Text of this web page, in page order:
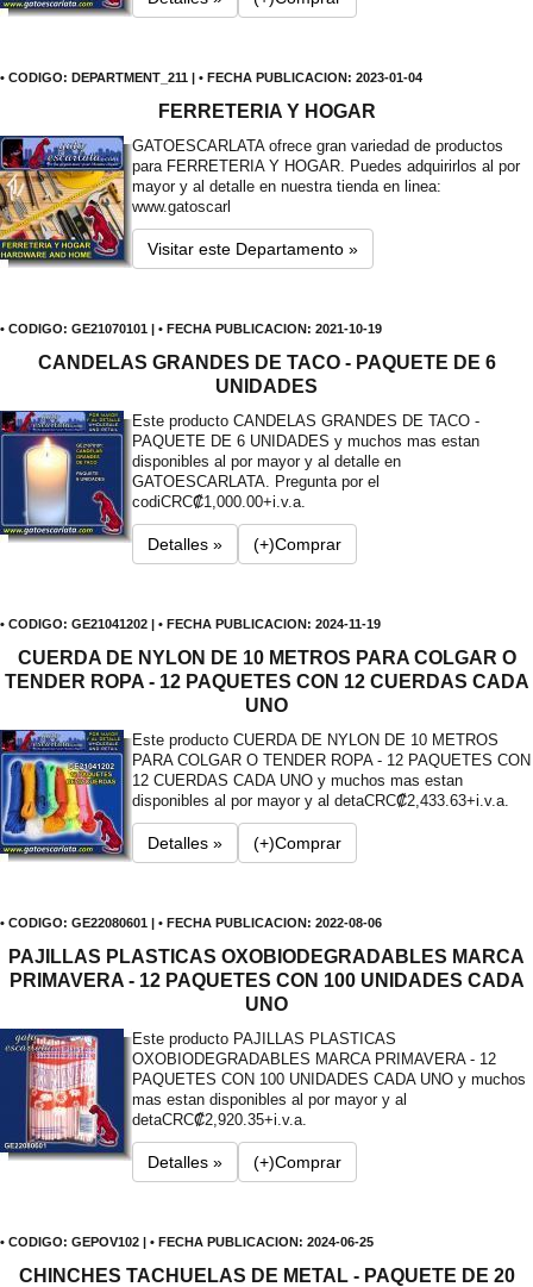
• CODIGO: DEPARTMENT_211 | • FECHA PUBLICACION: 2023-01-04
FERRETERIA Y HOGAR
GATOESCARLATA ofrece gran variedad de productos
para FERRETERIA Y HOGAR. Puedes adquirirlos al por
mayor y al detalle en nuestra tienda en linea:
www.gatoscarl
Visitar este Departamento »
• CODIGO: GE21070101 | • FECHA PUBLICACION: 2021-10-19
CANDELAS GRANDES DE TACO - PAQUETE DE 6
UNIDADES
Este producto CANDELAS GRANDES DE TACO -
PAQUETE DE 6 UNIDADES y muchos mas estan
disponibles al por mayor y al detalle en
GATOESCARLATA. Pregunta por el
codiCRC₡1,000.00+i.v.a.
Detalles » (+)Comprar
• CODIGO: GE21041202 | • FECHA PUBLICACION: 2024-11-19
CUERDA DE NYLON DE 10 METROS PARA COLGAR O
TENDER ROPA - 12 PAQUETES CON 12 CUERDAS CADA
UNO
Este producto CUERDA DE NYLON DE 10 METROS
PARA COLGAR O TENDER ROPA - 12 PAQUETES CON
12 CUERDAS CADA UNO y muchos mas estan
disponibles al por mayor y al detaCRC₡2,433.63+i.v.a.
Detalles » (+)Comprar
• CODIGO: GE22080601 | • FECHA PUBLICACION: 2022-08-06
PAJILLAS PLASTICAS OXOBIODEGRADABLES MARCA
PRIMAVERA - 12 PAQUETES CON 100 UNIDADES CADA
UNO
Este producto PAJILLAS PLASTICAS
OXOBIODEGRADABLES MARCA PRIMAVERA - 12
PAQUETES CON 100 UNIDADES CADA UNO y muchos
mas estan disponibles al por mayor y al
detaCRC₡2,920.35+i.v.a.
Detalles » (+)Comprar
• CODIGO: GEPOV102 | • FECHA PUBLICACION: 2024-06-25
CHINCHES TACHUELAS DE METAL - PAQUETE DE 20